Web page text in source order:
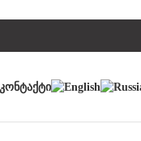
Კონტაქტი